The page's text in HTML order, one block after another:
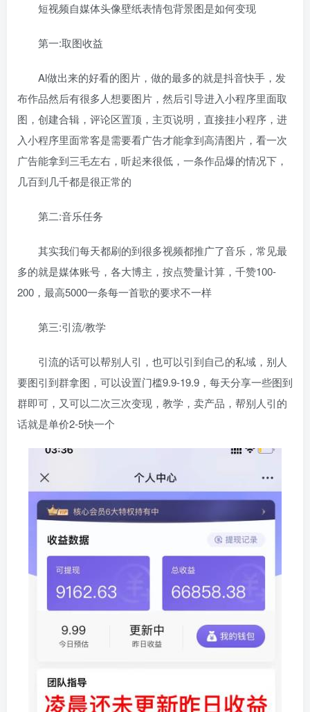
短视频自媒体头像壁纸表情包背景图是如何变现
第一:取图收益
Al做出来的好看的图片，做的最多的就是抖音快手，发
布作品然后有很多人想要图片，然后引导进入小程序里面取
图，创建合辑，评论区置顶，主页说明，直接挂小程序，进
入小程序里面常客是需要看广告才能拿到高清图片，看一次
广告能拿到三毛左右，听起来很低，一条作品爆的情况下，
几百到几千都是很正常的
第二:音乐任务
其实我们每天都刷的到很多视频都推广了音乐，常见最
多的就是媒体账号，各大博主，按点赞量计算，千赞100-
200，最高5000一条每一首歌的要求不一样
第三:引流/教学
引流的话可以帮别人引，也可以引到自己的私域，别人
要图引到群拿图，可以设置门槛9.9-19.9，每天分享一些图到
群即可，又可以二次三次变现，教学，卖产品，帮别人引的
话就是单价2-5快一个